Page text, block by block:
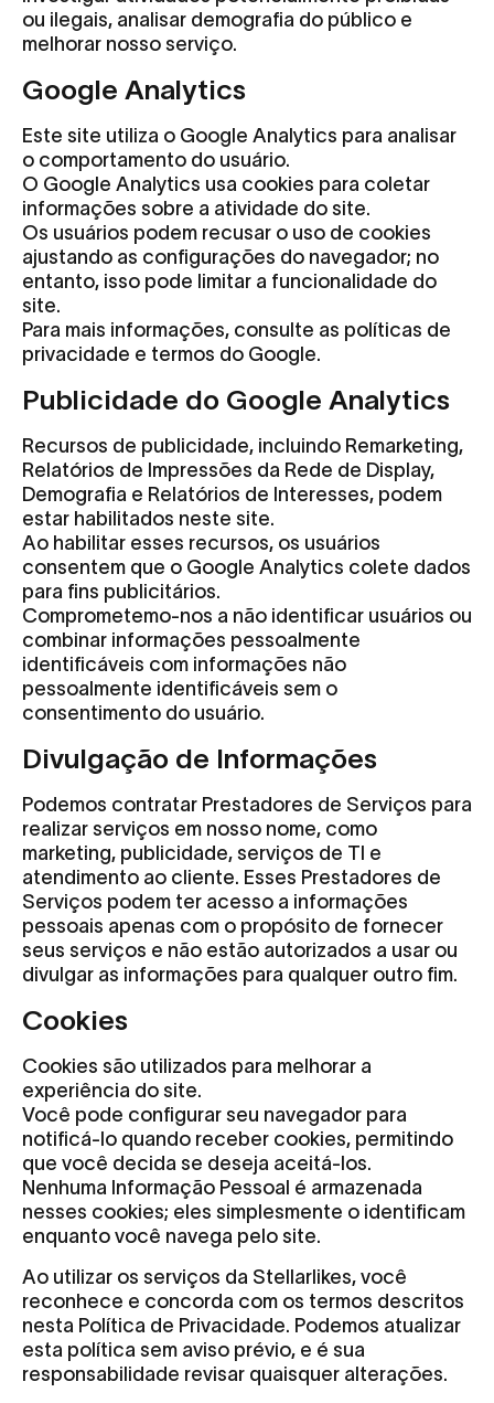
ou ilegais, analisar demografia do público e
melhorar nosso serviço.
Google Analytics
Este site utiliza o Google Analytics para analisar
o comportamento do usuário.
O Google Analytics usa cookies para coletar
informações sobre a atividade do site.
Os usuários podem recusar o uso de cookies
ajustando as configurações do navegador; no
entanto, isso pode limitar a funcionalidade do
site.
Para mais informações, consulte as políticas de
privacidade e termos do Google.
Publicidade do Google Analytics
Recursos de publicidade, incluindo Remarketing,
Relatórios de Impressões da Rede de Display,
Demografia e Relatórios de Interesses, podem
estar habilitados neste site.
Ao habilitar esses recursos, os usuários
consentem que o Google Analytics colete dados
para fins publicitários.
Comprometemo-nos a não identificar usuários ou
combinar informações pessoalmente
identificáveis com informações não
pessoalmente identificáveis sem o
consentimento do usuário.
Divulgação de Informações
Podemos contratar Prestadores de Serviços para
realizar serviços em nosso nome, como
marketing, publicidade, serviços de TI e
atendimento ao cliente. Esses Prestadores de
Serviços podem ter acesso a informações
pessoais apenas com o propósito de fornecer
seus serviços e não estão autorizados a usar ou
divulgar as informações para qualquer outro fim.
Cookies
Cookies são utilizados para melhorar a
experiência do site.
Você pode configurar seu navegador para
notificá-lo quando receber cookies, permitindo
que você decida se deseja aceitá-los.
Nenhuma Informação Pessoal é armazenada
nesses cookies; eles simplesmente o identificam
enquanto você navega pelo site.
Ao utilizar os serviços da Stellarlikes, você
reconhece e concorda com os termos descritos
nesta Política de Privacidade. Podemos atualizar
esta política sem aviso prévio, e é sua
responsabilidade revisar quaisquer alterações.